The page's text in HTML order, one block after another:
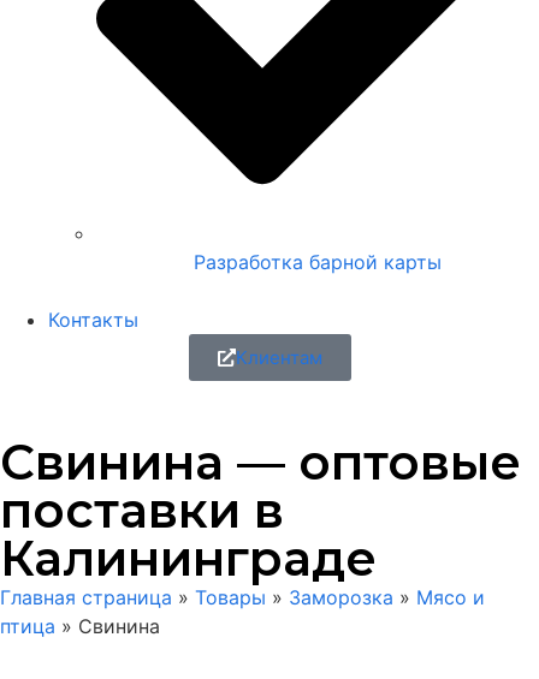
Разработка барной карты
Контакты
Клиентам
Свинина — оптовые
поставки в
Калининграде
Главная страница » Товары » Заморозка » Мясо и
птица » Свинина